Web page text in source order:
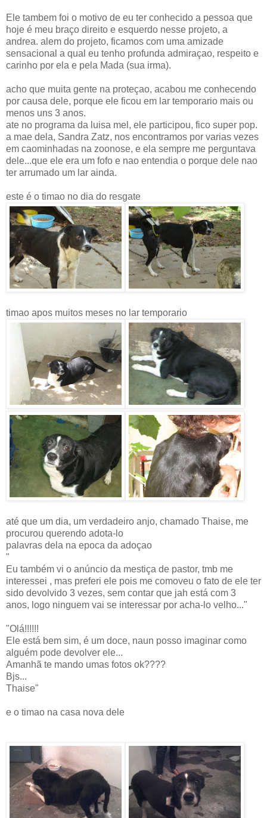
Ele tambem foi o motivo de eu ter conhecido a pessoa que
hoje é meu braço direito e esquerdo nesse projeto, a
andrea. alem do projeto, ficamos com uma amizade
sensacional a qual eu tenho profunda admiraçao, respeito e
carinho por ela e pela Mada (sua irma).
acho que muita gente na proteçao, acabou me conhecendo
por causa dele, porque ele ficou em lar temporario mais ou
menos uns 3 anos.
ate no programa da luisa mel, ele participou, fico super pop.
a mae dela, Sandra Zatz, nos encontramos por varias vezes
em caominhadas na zoonose, e ela sempre me perguntava
dele...que ele era um fofo e nao entendia o porque dele nao
ter arrumado um lar ainda.
este é o timao no dia do resgate
timao apos muitos meses no lar temporario
até que um dia, um verdadeiro anjo, chamado Thaise, me
procurou querendo adota-lo
palavras dela na epoca da adoçao
"
Eu também vi o anúncio da mestiça de pastor, tmb me
interessei , mas preferi ele pois me comoveu o fato de ele ter
sido devolvido 3 vezes, sem contar que jah está com 3
anos, logo ninguem vai se interessar por acha-lo velho..."
"Olá!!!!!!
Ele está bem sim, é um doce, naun posso imaginar como
alguém pode devolver ele...
Amanhã te mando umas fotos ok????
Bjs...
Thaise"
e o timao na casa nova dele